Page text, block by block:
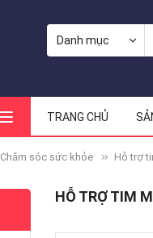
TRANG CHỦ
Chăm sóc sức khỏe Hỗ trợ
HỖ TRỢ TIM